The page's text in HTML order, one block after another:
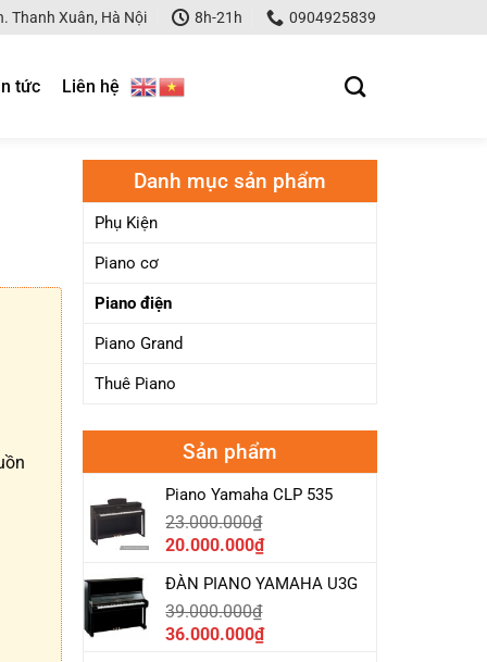
Thanh Xuân, Hà Nội 8h-21h 0904925839
tức Liên hệ
Danh mục sản phẩm
Phụ Kiện
Piano cơ
Piano điện
Piano Grand
Thuê Piano
Sản phẩm
Piano Yamaha CLP 535
23.000.000₫
Giá
là:
23.000.000₫.
20.000.000₫Giá
tại
20.000.000₫.
ĐÀN PIANO YAMAHA U3G
39.000.000₫
Giá
36.000.000₫Giá